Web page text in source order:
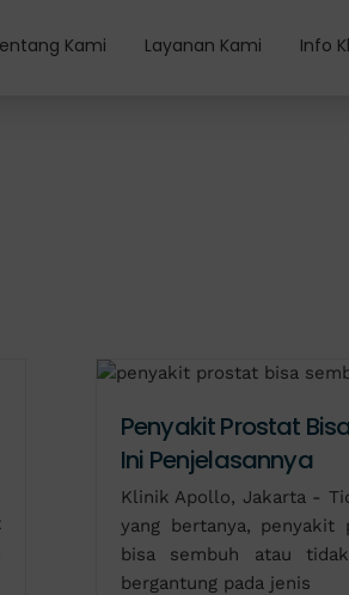
Kami Layanan Kami Info
Penyakit Prostat
Ini Penjelasannya
Klinik Apollo, Jakarta -
yang bertanya, penyakit
bisa sembuh atau
bergantung pada jenis